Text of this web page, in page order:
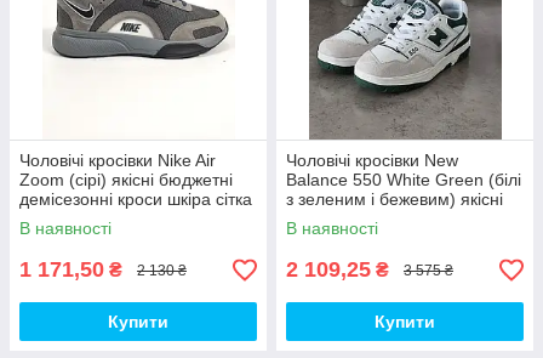
Чоловічі кросівки Nike Air
Zoom (сірі) якісні бюджетні
демісезонні кроси шкіра сітка
D426 топ
В наявності
1 171,50 ₴ 2 130 ₴
Купити
Чоловічі кросівки New
Balance 550 White Green (білі
з зеленим і бежевим) якісні
модні кроси NB020 топ
В наявності
2 109,25 ₴ 3 575 ₴
Купити